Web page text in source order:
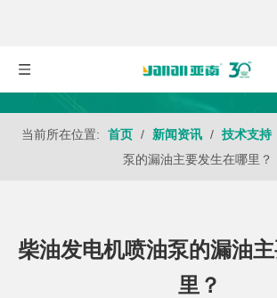
当前所在位置: 首页 / 新闻资讯 / 技术支持
泵的漏油主要发生在哪里？
柴油发电机喷油泵的漏油
里？